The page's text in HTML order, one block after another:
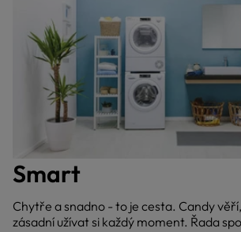
Smart
Chytře a snadno - to je cesta. Candy
zásadní užívat si každý moment. Řada